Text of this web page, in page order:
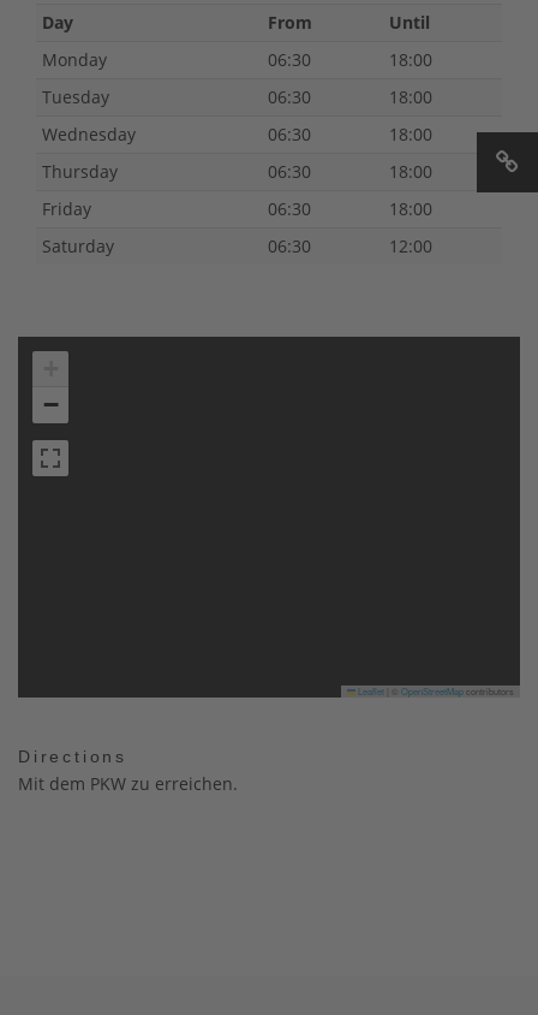
Day From
Until
Monday
06:30
18:00
Tuesday
06:30
18:00
Wednesday
06:30
18:00
Thursday
06:30
18:00
Friday
06:30
18:00
Saturday
06:30 12:00
−
Leaflet OpenStreetMapcontributors
Directions
Mit dem PKW zu erreichen.